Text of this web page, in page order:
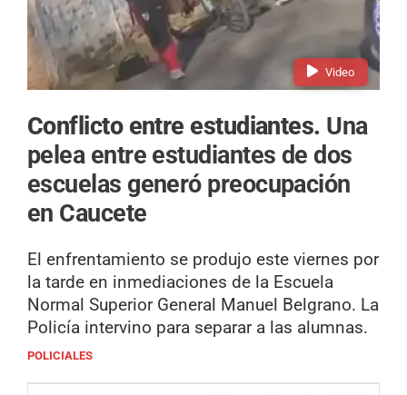
Video
Conflicto entre estudiantes. Una
pelea entre estudiantes de dos
escuelas generó preocupación
en Caucete
El enfrentamiento se produjo este viernes por
la tarde en inmediaciones de la Escuela
Normal Superior General Manuel Belgrano. La
Policía intervino para separar a las alumnas.
POLICIALES